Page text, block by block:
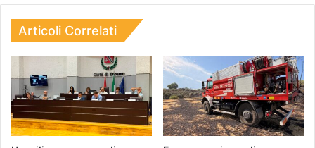
Articoli Correlati